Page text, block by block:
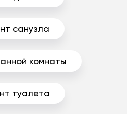
санузла
комнаты
туалета